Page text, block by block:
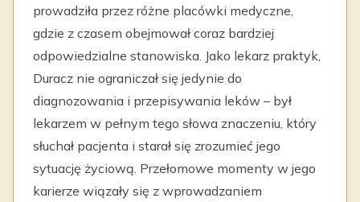
prowadziła przez różne placówki medyczne,
gdzie z czasem obejmował coraz bardziej
odpowiedzialne stanowiska. Jako lekarz praktyk,
Duracz nie ograniczał się jedynie do
diagnozowania i przepisywania leków – był
lekarzem w pełnym tego słowa znaczeniu, który
słuchał pacjenta i starał się zrozumieć jego
sytuację życiową. Przełomowe momenty w jego
karierze wiązały się z wprowadzaniem